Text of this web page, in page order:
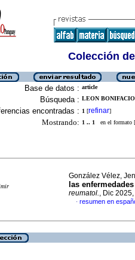
Colección
Base de datos : article
Búsqueda : LEON
encontradas : 1 [refinar]
Mostrando: 1 .. 1 en el formato [
González Vélez,
las
reumatol., Dic
· resumen en